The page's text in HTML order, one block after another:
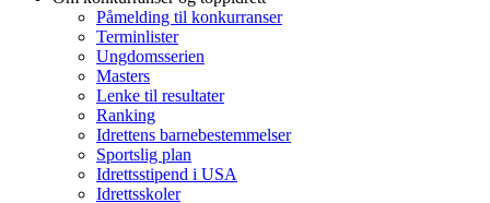
Påmelding til konkurranser
Terminlister
Ungdomsserien
Masters
Lenke til resultater
Ranking
Idrettens barnebestemmelser
Sportslig plan
Idrettsstipend i USA
Idrettsskoler